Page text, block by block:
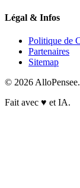
Légal & Infos
Politique de
Partenaires
Sitemap
© 2026
Fait avec ♥ et IA.